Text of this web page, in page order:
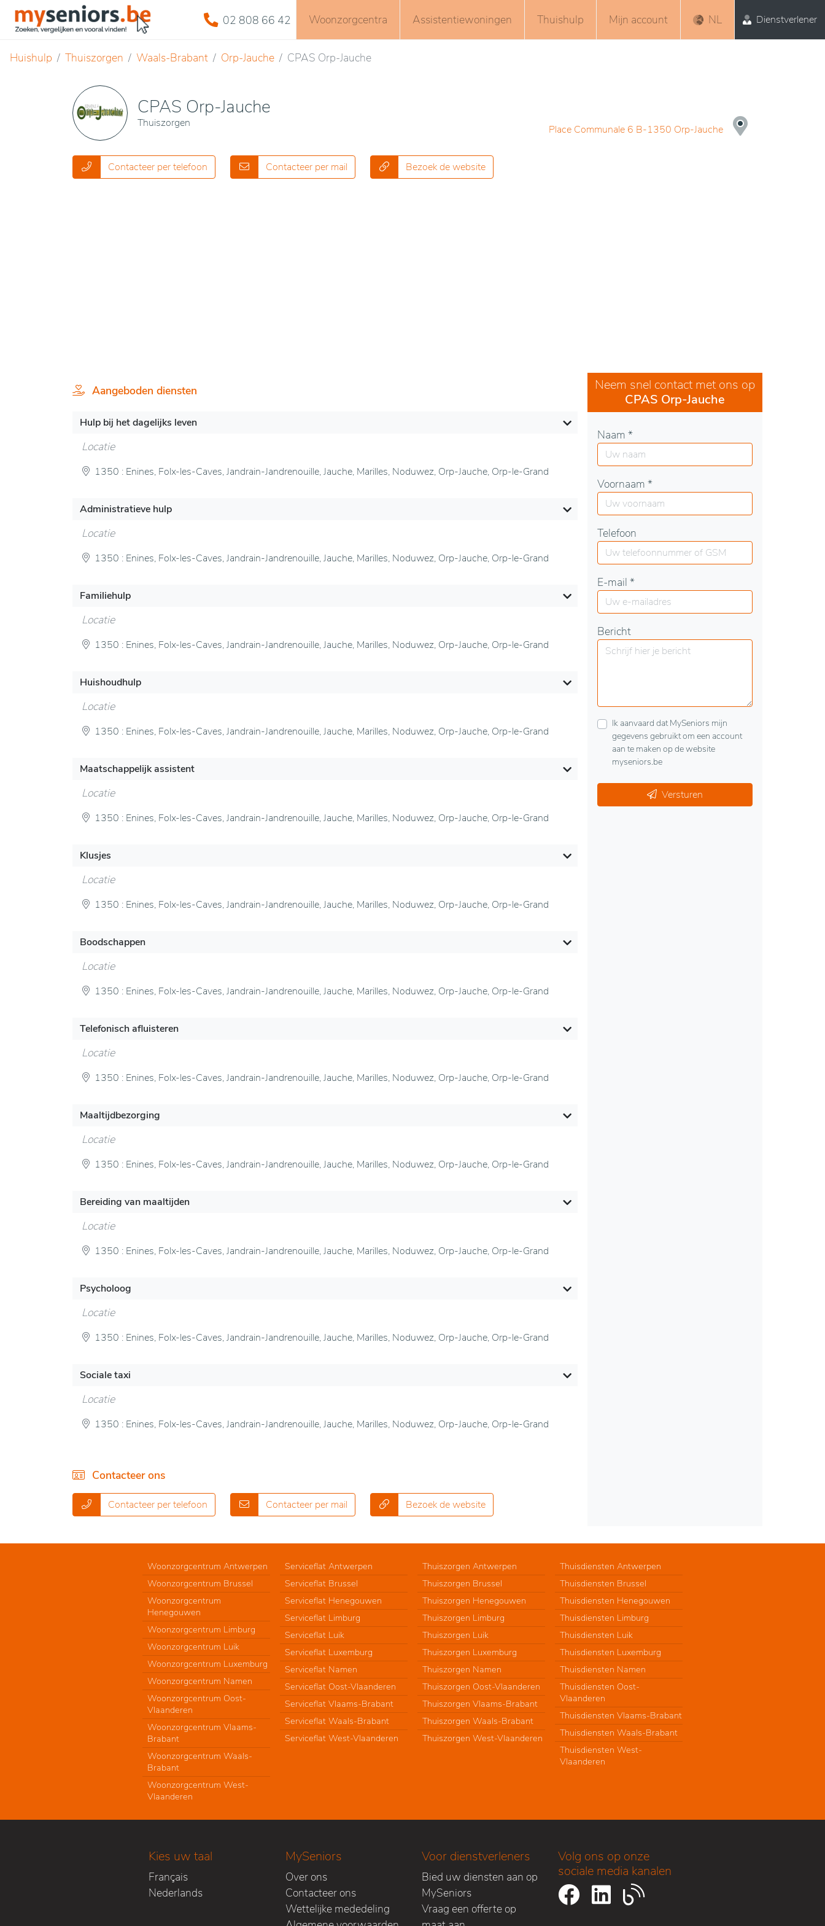
02 808 66 42 Woonzorgcentra Assistentiewoningen Thuishulp Mijn account NL Dienstverlener
Huishulp Thuiszorgen Waals-Brabant Orp-Jauche CPAS Orp-Jauche
CPAS Orp-Jauche
Thuiszorgen Place Communale 6 B-1350 Orp-Jauche
Contacteer per telefoon Contacteer per mail Bezoek de website
Aangeboden diensten
Hulp bij het dagelijks leven
Locatie
1350 : Enines, Folx-les-Caves, Jandrain-Jandrenouille, Jauche, Marilles, Noduwez, Orp-Jauche, Orp-le-Grand
Administratieve hulp
Locatie
1350 : Enines, Folx-les-Caves, Jandrain-Jandrenouille, Jauche, Marilles, Noduwez, Orp-Jauche, Orp-le-Grand
Familiehulp
Locatie
1350 : Enines, Folx-les-Caves, Jandrain-Jandrenouille, Jauche, Marilles, Noduwez, Orp-Jauche, Orp-le-Grand
Huishoudhulp
Locatie
1350 : Enines, Folx-les-Caves, Jandrain-Jandrenouille, Jauche, Marilles, Noduwez, Orp-Jauche, Orp-le-Grand
Maatschappelijk assistent
Locatie
1350 : Enines, Folx-les-Caves, Jandrain-Jandrenouille, Jauche, Marilles, Noduwez, Orp-Jauche, Orp-le-Grand
Klusjes
Locatie
1350 : Enines, Folx-les-Caves, Jandrain-Jandrenouille, Jauche, Marilles, Noduwez, Orp-Jauche, Orp-le-Grand
Boodschappen
Locatie
1350 : Enines, Folx-les-Caves, Jandrain-Jandrenouille, Jauche, Marilles, Noduwez, Orp-Jauche, Orp-le-Grand
Telefonisch afluisteren
Locatie
1350 : Enines, Folx-les-Caves, Jandrain-Jandrenouille, Jauche, Marilles, Noduwez, Orp-Jauche, Orp-le-Grand
Maaltijdbezorging
Locatie
1350 : Enines, Folx-les-Caves, Jandrain-Jandrenouille, Jauche, Marilles, Noduwez, Orp-Jauche, Orp-le-Grand
Bereiding van maaltijden
Locatie
1350 : Enines, Folx-les-Caves, Jandrain-Jandrenouille, Jauche, Marilles, Noduwez, Orp-Jauche, Orp-le-Grand
Psycholoog
Locatie
1350 : Enines, Folx-les-Caves, Jandrain-Jandrenouille, Jauche, Marilles, Noduwez, Orp-Jauche, Orp-le-Grand
Sociale taxi
Locatie
1350 : Enines, Folx-les-Caves, Jandrain-Jandrenouille, Jauche, Marilles, Noduwez, Orp-Jauche, Orp-le-Grand
Contacteer ons
Contacteer per telefoon Contacteer per mail Bezoek de website
Neem snel contact met ons op
CPAS Orp-Jauche
Naam *
Voornaam *
Telefoon
E-mail *
Bericht
Ik aanvaard dat MySeniors mijn
gegevens gebruikt om een account
aan te maken op de website
myseniors.be
Versturen
Woonzorgcentrum Antwerpen
Woonzorgcentrum Brussel
Woonzorgcentrum
Henegouwen
Woonzorgcentrum Limburg
Woonzorgcentrum Luik
Woonzorgcentrum Luxemburg
Woonzorgcentrum Namen
Woonzorgcentrum Oost-
Vlaanderen
Woonzorgcentrum Vlaams-
Brabant
Woonzorgcentrum Waals-
Brabant
Woonzorgcentrum West-
Vlaanderen
Serviceflat Antwerpen
Serviceflat Brussel
Serviceflat Henegouwen
Serviceflat Limburg
Serviceflat Luik
Serviceflat Luxemburg
Serviceflat Namen
Serviceflat Oost-Vlaanderen
Serviceflat Vlaams-Brabant
Serviceflat Waals-Brabant
Serviceflat West-Vlaanderen
Thuiszorgen Antwerpen
Thuiszorgen Brussel
Thuiszorgen Henegouwen
Thuiszorgen Limburg
Thuiszorgen Luik
Thuiszorgen Luxemburg
Thuiszorgen Namen
Thuiszorgen Oost-Vlaanderen
Thuiszorgen Vlaams-Brabant
Thuiszorgen Waals-Brabant
Thuiszorgen West-Vlaanderen
Thuisdiensten Antwerpen
Thuisdiensten Brussel
Thuisdiensten Henegouwen
Thuisdiensten Limburg
Thuisdiensten Luik
Thuisdiensten Luxemburg
Thuisdiensten Namen
Thuisdiensten Oost-
Vlaanderen
Thuisdiensten Vlaams-Brabant
Thuisdiensten Waals-Brabant
Thuisdiensten West-
Vlaanderen
Kies uw taal
Français
Nederlands
MySeniors
Over ons
Contacteer ons
Wettelijke mededeling
Voor dienstverleners
Bied uw diensten aan op
MySeniors
Vraag een offerte op
Volg ons op onze
sociale media kanalen